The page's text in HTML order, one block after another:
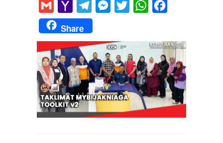
Gmail
Yahoo
Mail
TelegramMessenger
Twitter WhatsApp
Share